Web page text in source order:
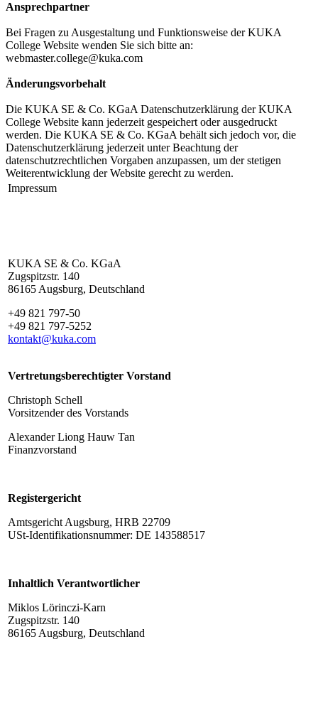
Ansprechpartner
Bei Fragen zu Ausgestaltung und Funktionsweise der KUKA
College Website wenden Sie sich bitte an:
webmaster.college@kuka.com
Änderungsvorbehalt
Die KUKA SE & Co. KGaA Datenschutzerklärung der KUKA
College Website kann jederzeit gespeichert oder ausgedruckt
werden. Die KUKA SE & Co. KGaA behält sich jedoch vor, die
Datenschutzerklärung jederzeit unter Beachtung der
datenschutzrechtlichen Vorgaben anzupassen, um der stetigen
Weiterentwicklung der Website gerecht zu werden.
Impressum
KUKA SE & Co. KGaA
Zugspitzstr. 140
86165 Augsburg, Deutschland
+49 821 797-50
+49 821 797-5252
kontakt@kuka.com
Vertretungsberechtigter Vorstand
Christoph Schell
Vorsitzender des Vorstands
Alexander Liong Hauw Tan
Finanzvorstand
Registergericht
Amtsgericht Augsburg, HRB 22709
USt-Identifikationsnummer: DE 143588517
Inhaltlich Verantwortlicher
Miklos Lörinczi-Karn
Zugspitzstr. 140
86165 Augsburg, Deutschland